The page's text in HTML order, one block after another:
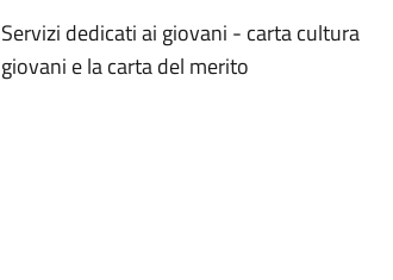
Servizi dedicati ai giovani - carta cultura
giovani e la carta del merito